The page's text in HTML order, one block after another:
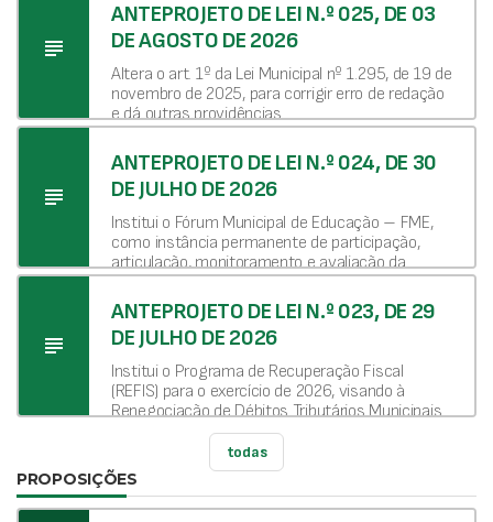
subject
ANTEPROJETO DE LEI N.º 025, DE 03
DE AGOSTO DE 2026
Altera o art. 1º da Lei Municipal nº 1.295, de 19 de
novembro de 2025, para corrigir erro de redação
e dá outras providências.
subject
ANTEPROJETO DE LEI N.º 024, DE 30
DE JULHO DE 2026
Institui o Fórum Municipal de Educação – FME,
como instância permanente de participação,
articulação, monitoramento e avaliação da
política educacional do Município de Ibaiti, e dá
outras providências.
subject
ANTEPROJETO DE LEI N.º 023, DE 29
DE JULHO DE 2026
Institui o Programa de Recuperação Fiscal
(REFIS) para o exercício de 2026, visando à
Renegociação de Débitos Tributários Municipais
e Não Tributários de Pessoas Físicas e Jurídicas
Inadimplentes – Desenrola Ibaiti, estabelecendo
critérios, prazos, descontos e mecanismos
administrativos, reconhecimento da prescrição
de créditos fazendários e dá outras providências.
todas
PROPOSIÇÕES